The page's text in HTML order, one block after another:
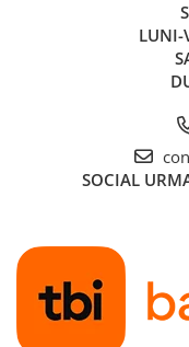
LUNI-
SOCIAL